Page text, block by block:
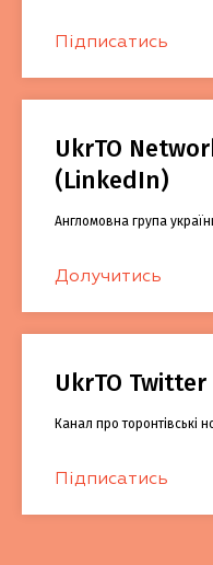
Підписатись
UkrTO
(LinkedIn)
Англомовна група
Долучитись
UkrTO Twitter
Канал про торонтівські
Підписатись